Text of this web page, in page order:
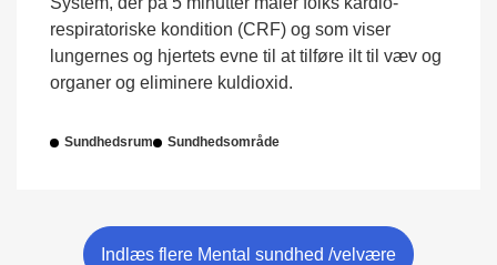
respiratoriske kondition (CRF) og som viser
lungernes og hjertets evne til at tilføre ilt til væv og
organer og eliminere kuldioxid.
Sundhedsrum Sundhedsområde
Indlæs flere Mental sundhed /velvære